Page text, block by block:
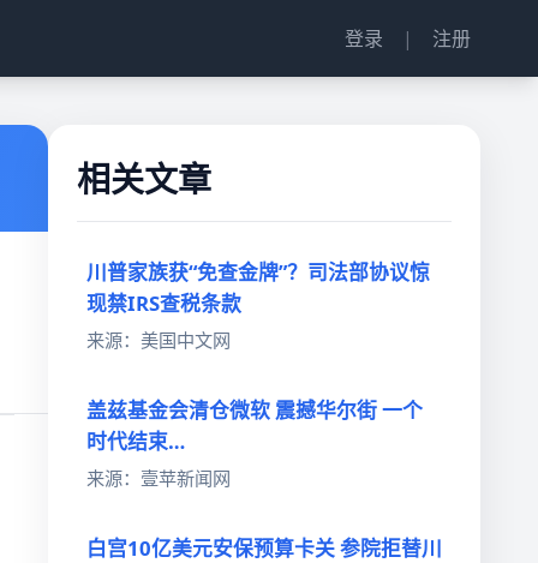
登录 | 注册
相关文章
川普家族获“免查金牌”？司法部协议惊
现禁IRS查税条款
来源：美国中文网
盖兹基金会清仓微软 震撼华尔街 一个
时代结束…
来源：壹苹新闻网
白宫10亿美元安保预算卡关 参院拒替川